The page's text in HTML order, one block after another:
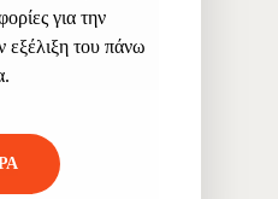
για την
εξέλιξη του πάνω